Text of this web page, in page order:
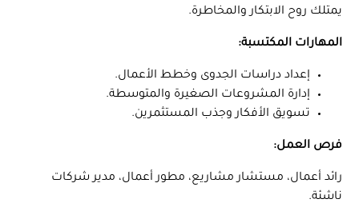
يمتلك روح الابتكار والمخاطرة.
المهارات المكتسبة:
إعداد دراسات الجدوى وخطط الأعمال.
إدارة المشروعات الصغيرة والمتوسطة.
تسويق الأفكار وجذب المستثمرين.
فرص العمل:
رائد أعمال، مستشار مشاريع، مطور أعمال، مدير شركات
ناشئة.